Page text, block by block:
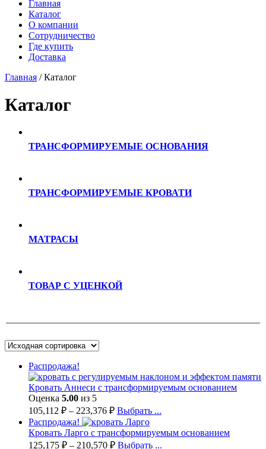
Главная
Каталог
О компании
Сотрудничество
Где купить
Доставка
Главная / Каталог
Каталог
ТРАНСФОРМИРУЕМЫЕ ОСНОВАНИЯ
ТРАНСФОРМИРУЕМЫЕ КРОВАТИ
МАТРАСЫ
ТОВАР С УЦЕНКОЙ
Распродажа!
Кровать Аннеси с трансформируемым основанием
Оценка 5.00 из 5
105,112 ₽ – 223,376 ₽ Выбрать ...
Распродажа!
Кровать Ларго с трансформируемым основанием
125,175 ₽ – 210,570 ₽ Выбрать ...